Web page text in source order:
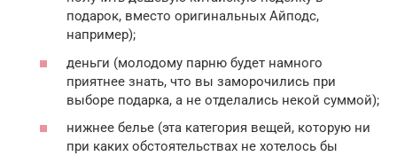
подарок, вместо оригинальных Айподс,
например);
деньги (молодому парню будет намного
приятнее знать, что вы заморочились при
выборе подарка, а не отделались некой суммой);
нижнее белье (эта категория вещей, которую ни
при каких обстоятельствах не хотелось бы